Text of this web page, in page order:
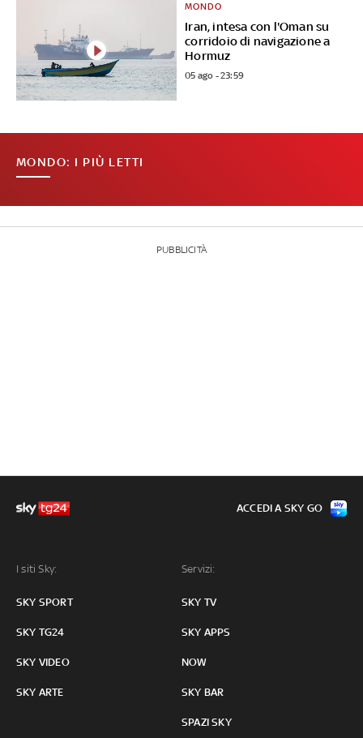
Iran, intesa con l'Oman su
corridoio di navigazione a
Hormuz
MONDO
05 ago - 23:59
MONDO: I PIÙ LETTI
PUBBLICITÀ
I siti Sky:
SKY SPORT
SKY TG24
SKY VIDEO
SKY ARTE
Servizi:
SKY TV
SKY APPS
NOW
SKY BAR
SPAZI SKY
ACCEDI A SKY GO